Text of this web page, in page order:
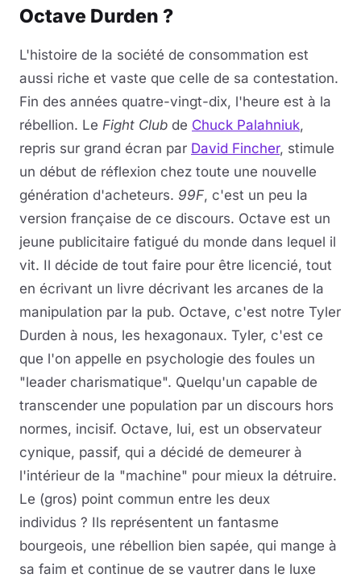
Octave Durden ?
L'histoire de la société de consommation est
aussi riche et vaste que celle de sa contestation.
Fin des années quatre-vingt-dix, l'heure est à la
rébellion. Le Fight Club de Chuck Palahniuk,
repris sur grand écran par David Fincher, stimule
un début de réflexion chez toute une nouvelle
génération d'acheteurs. 99F, c'est un peu la
version française de ce discours. Octave est un
jeune publicitaire fatigué du monde dans lequel il
vit. Il décide de tout faire pour être licencié, tout
en écrivant un livre décrivant les arcanes de la
manipulation par la pub. Octave, c'est notre Tyler
Durden à nous, les hexagonaux. Tyler, c'est ce
que l'on appelle en psychologie des foules un
"leader charismatique". Quelqu'un capable de
transcender une population par un discours hors
normes, incisif. Octave, lui, est un observateur
cynique, passif, qui a décidé de demeurer à
l'intérieur de la "machine" pour mieux la détruire.
Le (gros) point commun entre les deux
individus ? Ils représentent un fantasme
bourgeois, une rébellion bien sapée, qui mange à
sa faim et continue de se vautrer dans le luxe